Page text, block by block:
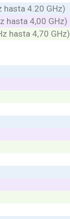
hasta 4.20 GHz)
hasta 4,00 GHz)
hasta 4,70 GHz)